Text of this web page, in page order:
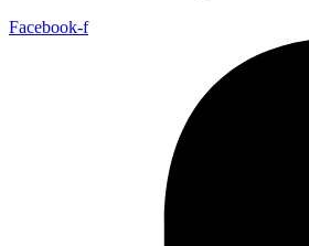
Facebook-f